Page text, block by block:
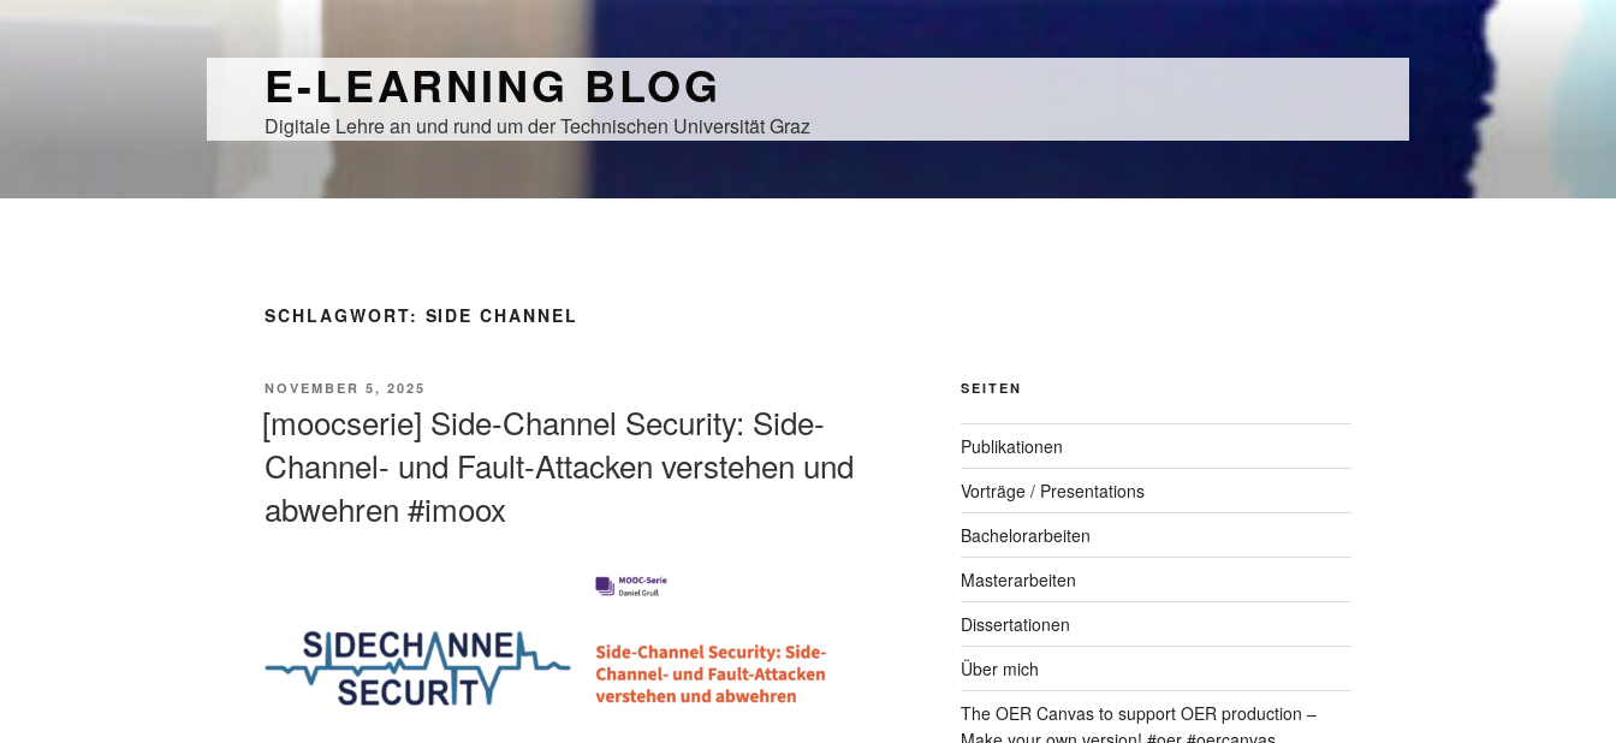
E-LEARNING BLOG
Digitale Lehre an und rund um der Technischen Universität Graz
SCHLAGWORT: SIDE CHANNEL
VERÖFFENTLICHT
NOVEMBER 5, 2025
[moocserie] Side-Channel Security: Side-
Channel- und Fault-Attacken verstehen und
abwehren #imoox
SEITEN
Publikationen
Vorträge / Presentations
Bachelorarbeiten
Masterarbeiten
Dissertationen
Über mich
The OER Canvas to support OER production –